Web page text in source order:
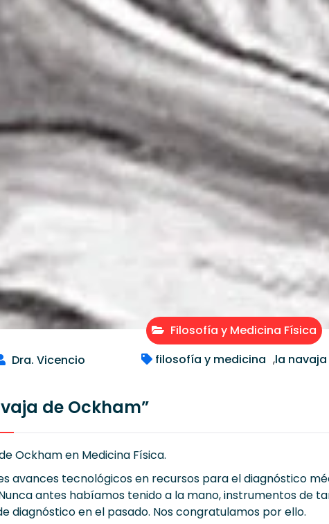
Filosofía y Medicina Física
Dra. Vicencio filosofía y medicina ,la
de Ockham”
Ockham en Medicina Física.
avances tecnológicos en recursos para el diagnóstico
antes habíamos tenido a la mano, instrumentos de
diagnóstico en el pasado. Nos congratulamos por ello.